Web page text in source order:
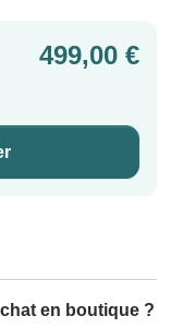
499,00 €
en boutique ?